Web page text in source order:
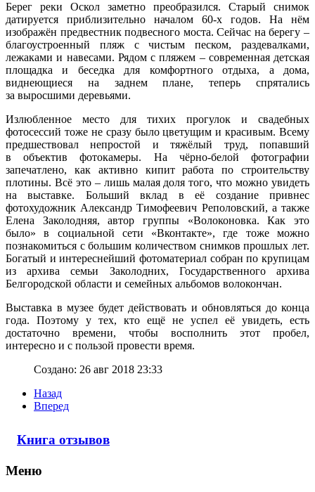
Берег реки Оскол заметно преобразился. Старый снимок
датируется приблизительно началом 60-х годов. На нём
изображён предвестник подвесного моста. Сейчас на берегу –
благоустроенный пляж с чистым песком, раздевалками,
лежаками и навесами. Рядом с пляжем – современная детская
площадка и беседка для комфортного отдыха, а дома,
виднеющиеся на заднем плане, теперь спрятались
за выросшими деревьями.
Излюбленное место для тихих прогулок и свадебных
фотосессий тоже не сразу было цветущим и красивым. Всему
предшествовал непростой и тяжёлый труд, попавший
в объектив фотокамеры. На чёрно-белой фотографии
запечатлено, как активно кипит работа по строительству
плотины. Всё это – лишь малая доля того, что можно увидеть
на выставке. Больший вклад в её создание привнес
фотохудожник Александр Тимофеевич Реполовский, а также
Елена Заколодняя, автор группы «Волоконовка. Как это
было» в социальной сети «Вконтакте», где тоже можно
познакомиться с большим количеством снимков прошлых лет.
Богатый и интереснейший фотоматериал собран по крупицам
из архива семьи Заколодних, Государственного архива
Белгородской области и семейных альбомов волокончан.
Выставка в музее будет действовать и обновляться до конца
года. Поэтому у тех, кто ещё не успел её увидеть, есть
достаточно времени, чтобы восполнить этот пробел,
интересно и с пользой провести время.
Создано: 26 авг 2018 23:33
Назад
Вперед
Книга отзывов
Меню